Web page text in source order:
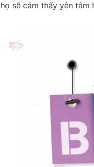
họ sẽ cảm thấy yên tâm